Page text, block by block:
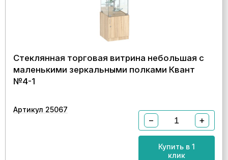
Стеклянная торговая витрина небольшая с
маленькими зеркальными полками Квант
№4-1
Артикул 25067
− +
Купить в 1
клик